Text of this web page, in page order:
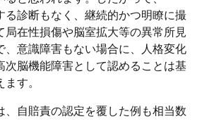
る診断もなく、継続的かつ明瞭に撮
局在性損傷や脳室拡大等の異常所見
、意識障害もない場合に、人格変化
次脳機能障害として認めることは基
す。
、自賠責の認定を覆した例も相当数